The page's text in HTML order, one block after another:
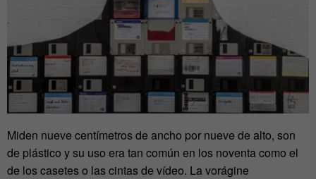
Miden nueve centímetros de ancho por nueve de alto, son
de plástico y su uso era tan común en los noventa como el
de los casetes o las cintas de vídeo. La vorágine